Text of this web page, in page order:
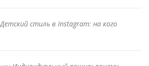
Детский стиль в Instagram: на кого